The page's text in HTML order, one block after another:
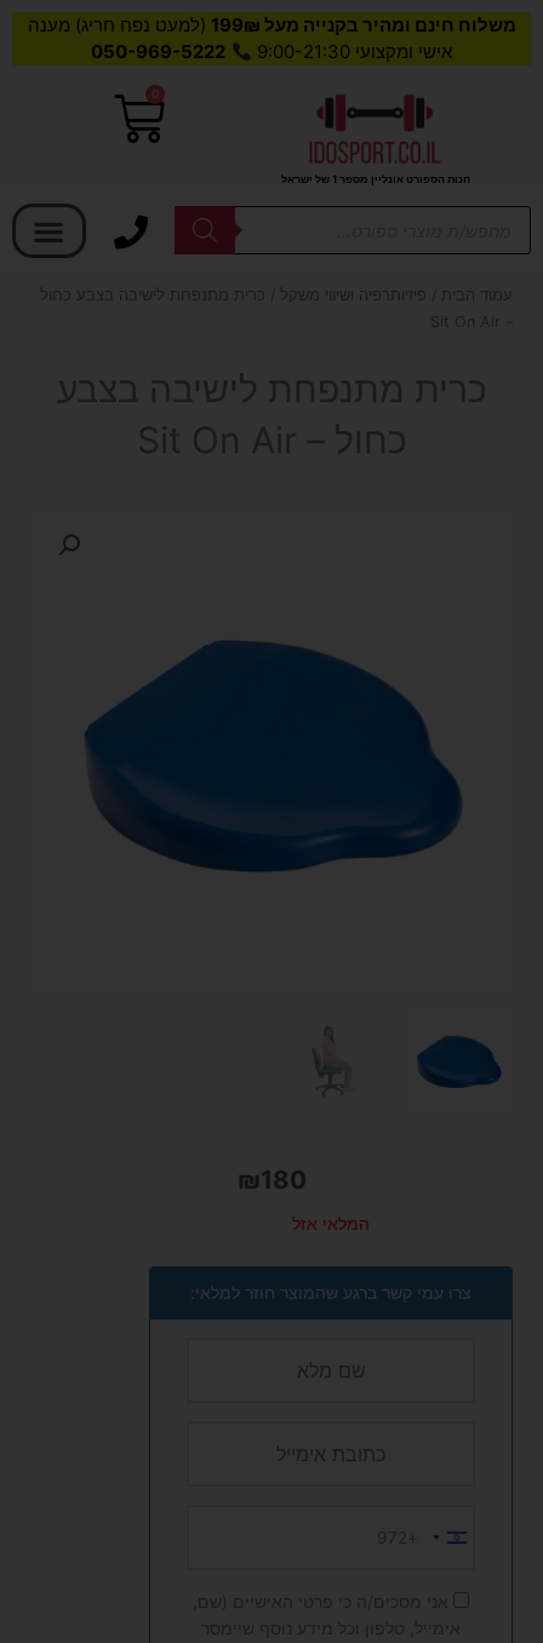
משלוח חינם ומהיר בקנייה מעל 199₪
(למעט נפח חריג) מענה
אישי ומקצועי 9:00-21:30
050-969-5222
חנות הספורט אונליין מספר 1 של ישראל
0
עגלת
Products
עמוד הבית / פיזיותרפיה ושיווי משקל / כרית מתנפחת לישיבה בצבע כחול
כרית מתנפחת לישיבה בצבע
כחול – Sit On Air
₪180
המלאי אזל
צרו עמי קשר ברגע שהמוצר חוזר למלאי:
Israel
+972
אני מסכים/ה כי פרטי האישיים (שם,
אימייל, טלפון וכל מידע נוסף שיימסר